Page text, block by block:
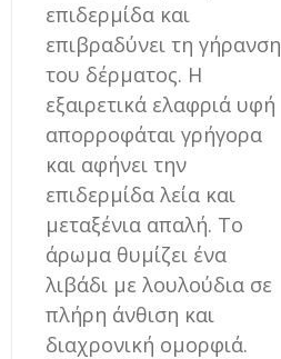
επιδερμίδα και
επιβραδύνει τη γήρανση
του δέρματος. Η
εξαιρετικά ελαφριά υφή
απορροφάται γρήγορα
και αφήνει την
επιδερμίδα λεία και
μεταξένια απαλή. Το
άρωμα θυμίζει ένα
λιβάδι με λουλούδια σε
πλήρη άνθιση και
διαχρονική ομορφιά.